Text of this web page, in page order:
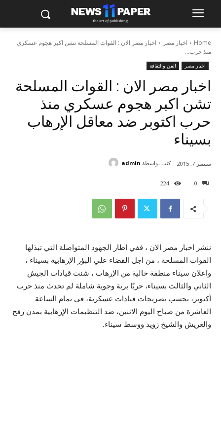
Home اخبار مصر
اخبار مصر الان : القوات المسلحة تشن اكبر هجوم عسكري
منذ حرب...
اخبار مصر الفن والثقافة
اخبار مصر الان : القوات المسلحة
تشن اكبر هجوم عسكري منذ
حرب اكتوبر ضد معاقل الإرهاب
بسيناء
0
224
سبتمبر 7, 2015 كتب بواسطة admin
ننشر اخبار مصر الان ، ففي اطار الجهود المتواصلة التي تبذلها
القوات المسلحة ، من اجل القضاء علي البؤر الإرهابية بسيناء ،
واعلان سيناء منطقة خالية من الإرهاب ، شنت قيادات الجيش
الثاني والثالث بسيناء، حربًا برية وجوية شاملة لم تحدث منذ حرب
أكتوبر، بحسب تصريحات قيادات عسكرية، في تمام الساعة
العاشرة من صباح اليوم الاثنين، ضد التنظيمات الإرهابية بمدن رفح
والعريش والشيخ زويد ووسط سيناء.